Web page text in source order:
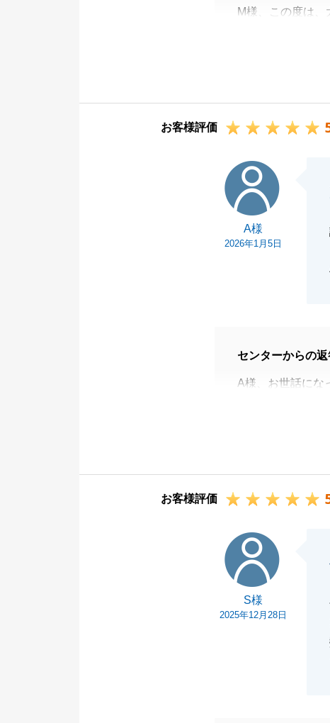
M様、この度は、
M様にご満足し
今度、不動産に
お客様評価
A様
2026年1月5日
センターからの返
A様、お世話にな
遠方の不動産で
対応があったか
お客様評価
S様
2025年12月28日